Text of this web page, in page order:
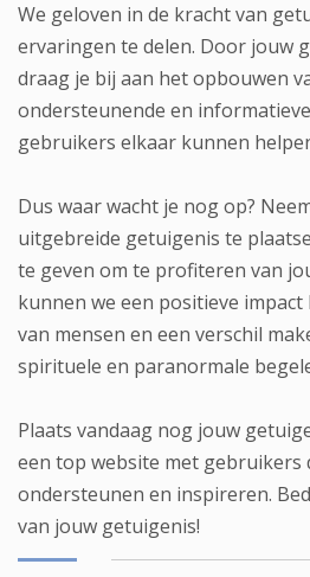
We geloven in de kracht van
ervaringen te delen. Door jouw
draag je bij aan het opbouwen
ondersteunende en
gebruikers elkaar kunnen
Dus waar wacht je nog op?
uitgebreide getuigenis te
te geven om te profiteren van
kunnen we een positieve
van mensen en een verschil
spirituele en paranormale
Plaats vandaag nog jouw
een top website met gebruikers
ondersteunen en inspireren.
van jouw getuigenis!